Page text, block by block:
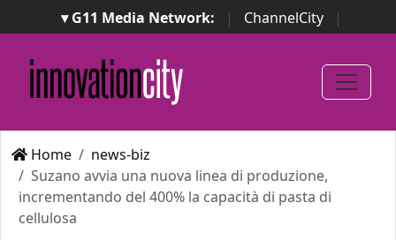
▾ G11 Media Network: | ChannelCity
|
ImpresaCity | SecurityOpenLab | Italian Channel
Awards
Italian Project Awards
Italian Security
Awards
Home
news-biz
Suzano avvia una nuova linea di produzione,
incrementando del 400% la capacità di pasta di
cellulosa